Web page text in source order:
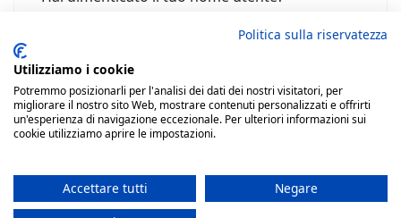
© 2026 ASSOCIAZIONE AVICOLTORI TRENTINI Codice fiscale
Politica sulla riservatezza
Utilizziamo i cookie
Potremmo posizionarli per l'analisi dei dati dei nostri visitatori, per
migliorare il nostro sito Web, mostrare contenuti personalizzati e offrirti
un'esperienza di navigazione eccezionale. Per ulteriori informazioni sui
cookie utilizziamo aprire le impostazioni.
Accettare tutti
Negare